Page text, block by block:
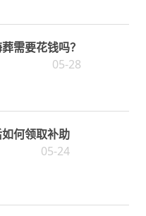
需要花钱吗？
05-28
何领取补助
05-24